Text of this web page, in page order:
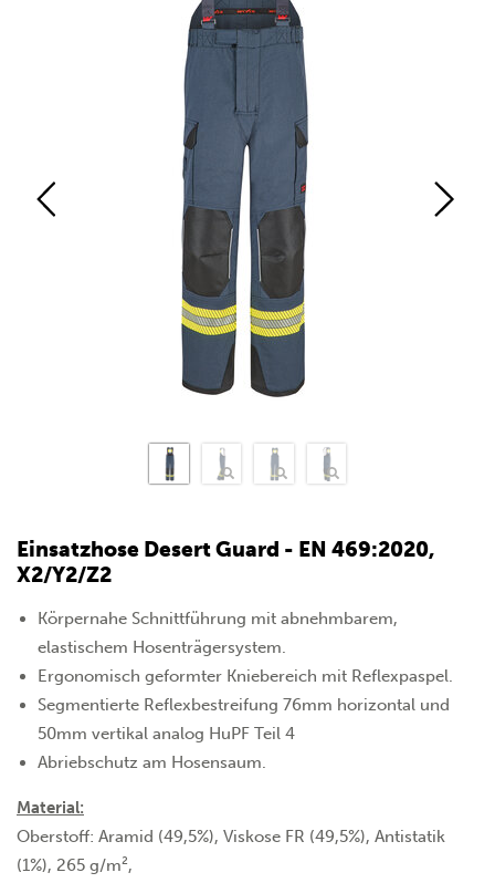
Einsatzhose Desert Guard - EN 469:2020,
X2/Y2/Z2
Körpernahe Schnittführung mit abnehmbarem,
elastischem Hosenträgersystem.
Ergonomisch geformter Kniebereich mit Reflexpaspel.
Segmentierte Reflexbestreifung 76mm horizontal und
50mm vertikal analog HuPF Teil 4
Abriebschutz am Hosensaum.
Material:
Oberstoff: Aramid (49,5%), Viskose FR (49,5%), Antistatik
(1%), 265 g/m²,